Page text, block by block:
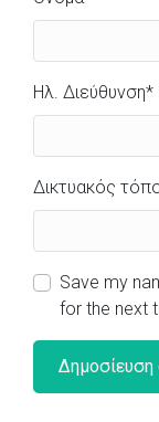
Ηλ. Διεύθυνση*
Δικτυακός
Save my
for the next